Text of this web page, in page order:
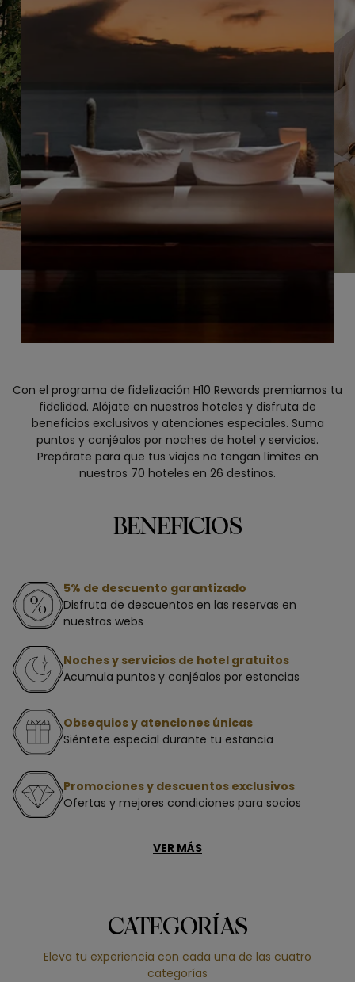
Con el programa de fidelización H10 Rewards premiamos tu
fidelidad. Alójate en nuestros hoteles y disfruta de
beneficios exclusivos y atenciones especiales. Suma
puntos y canjéalos por noches de hotel y servicios.
Prepárate para que tus viajes no tengan límites en
nuestros 70 hoteles en 26 destinos.
BENEFICIOS
5% de descuento garantizado
Disfruta de descuentos en las reservas en
nuestras webs
Noches y servicios de hotel gratuitos
Acumula puntos y canjéalos por estancias
Obsequios y atenciones únicas
Siéntete especial durante tu estancia
Promociones y descuentos exclusivos
Ofertas y mejores condiciones para socios
VER MÁS
CATEGORÍAS
Eleva tu experiencia con cada una de las cuatro
categorías